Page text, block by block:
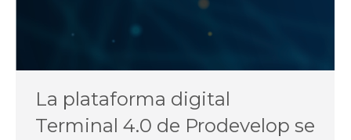
La plataforma digital
Terminal 4.0 de Prodevelop se